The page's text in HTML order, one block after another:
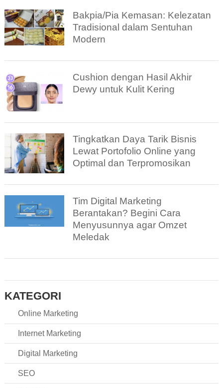
Bakpia/Pia Kemasan: Kelezatan
Tradisional dalam Sentuhan
Modern
Cushion dengan Hasil Akhir
Dewy untuk Kulit Kering
Tingkatkan Daya Tarik Bisnis
Lewat Portofolio Online yang
Optimal dan Terpromosikan
Tim Digital Marketing
Berantakan? Begini Cara
Menyusunnya agar Omzet
Meledak
KATEGORI
Online Marketing
Internet Marketing
Digital Marketing
SEO